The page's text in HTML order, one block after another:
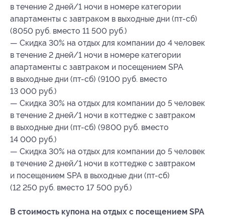
в течение 2 дней/1 ночи в номере категории
апартаменты с завтраком в выходные дни (пт-сб)
(8050 руб. вместо 11 500 руб.)
— Скидка 30% на отдых для компании до 4 человек
в течение 2 дней/1 ночи в номере категории
апартаменты с завтраком и посещением SPA
в выходные дни (пт-сб) (9100 руб. вместо
13 000 руб.)
— Скидка 30% на отдых для компании до 5 человек
в течение 2 дней/1 ночи в коттедже с завтраком
в выходные дни (пт-сб) (9800 руб. вместо
14 000 руб.)
— Скидка 30% на отдых для компании до 5 человек
в течение 2 дней/1 ночи в коттедже с завтраком
и посещением SPA в выходные дни (пт-сб)
(12 250 руб. вместо 17 500 руб.)
В стоимость купона на отдых с посещением SPA